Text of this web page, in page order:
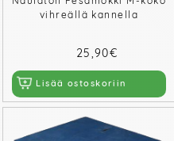
vihreällä kannella
25,90€
Lisää ostoskoriin